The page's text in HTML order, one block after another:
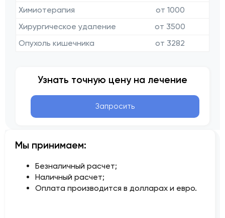
Химиотерапия
от 1000
Хирургическое удаление
от 3500
Опухоль кишечника
от 3282
Узнать точную цену на лечение
Запросить
Мы принимаем:
Безналичный расчет;
Наличный расчет;
Оплата производится в долларах и евро.